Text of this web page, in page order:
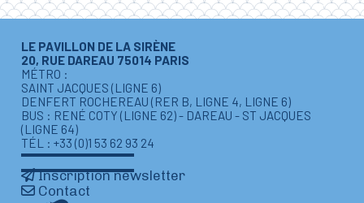
LE PAVILLON DE LA SIRÈNE
20, RUE DAREAU 75014 PARIS
MÉTRO :
SAINT JACQUES (LIGNE 6)
DENFERT ROCHEREAU (RER B, LIGNE 4, LIGNE 6)
BUS : RENÉ COTY (LIGNE 62) - DAREAU - ST JACQUES
(LIGNE 64)
TÉL : +33 (0)1 53 62 93 24
Inscription newsletter
Contact